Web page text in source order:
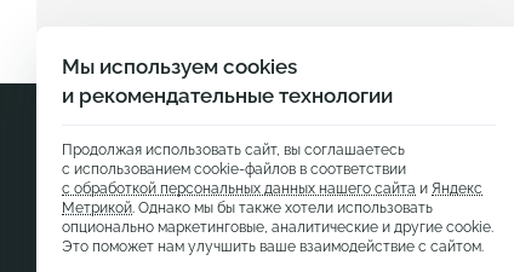
Мы используем cookies
и рекомендательные технологии
Продолжая использовать сайт, вы соглашаетесь
с использованием cookie-файлов в соответствии
с обработкой персональных данных нашего сайта и Яндекс
Метрикой . Однако мы бы также хотели использовать
опционально маркетинговые, аналитические и другие cookie.
Это поможет нам улучшить ваше взаимодействие с сайтом.